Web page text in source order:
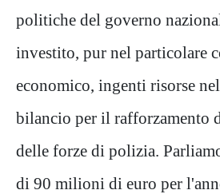
politiche del governo
investito, pur nel particolare
economico, ingenti risorse
bilancio per il rafforzamento
delle forze di polizia.
di 90 milioni di euro per